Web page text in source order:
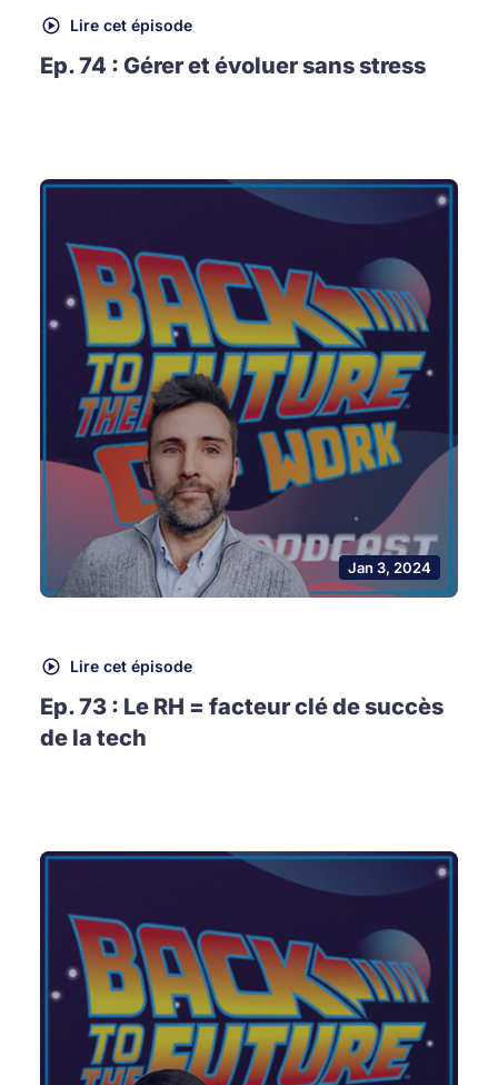
Lire cet épisode
Ep. 74 : Gérer et évoluer sans stress
Jan 3, 2024
Lire cet épisode
Ep. 73 : Le RH = facteur clé de succès
de la tech